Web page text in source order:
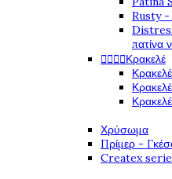
Rusty -
πατίνα
Κρακελέ
Χρύσωμα
Πρίμερ -
Createx